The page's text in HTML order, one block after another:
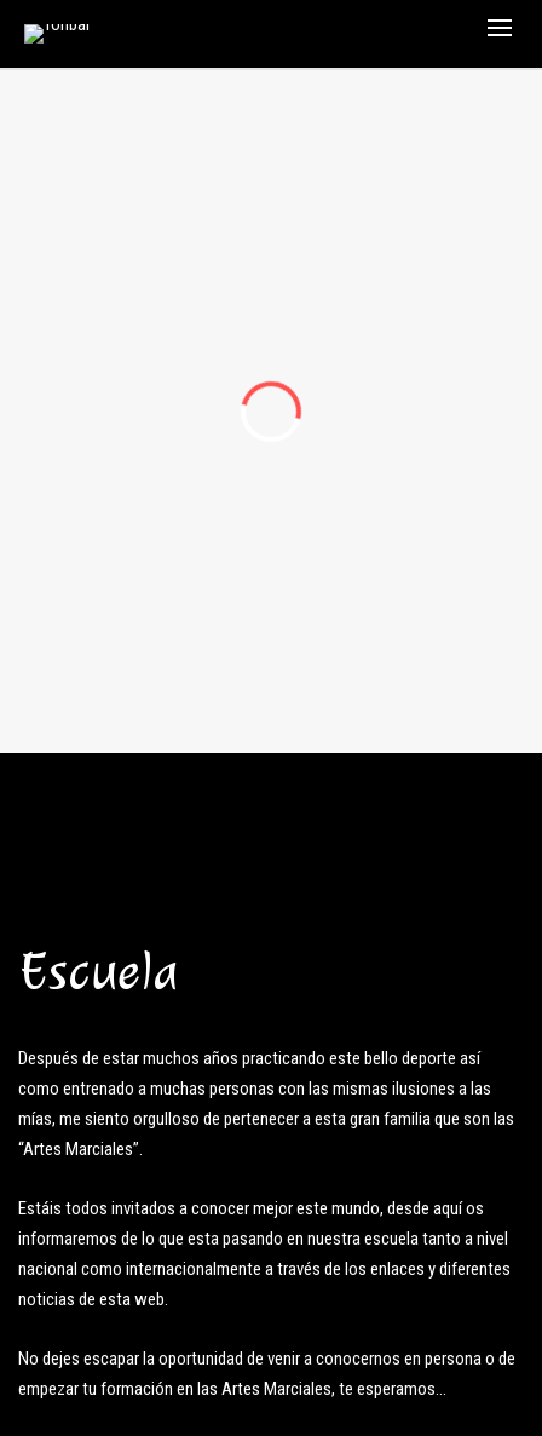
Escuela
Después de estar muchos años practicando este bello deporte así
como entrenado a muchas personas con las mismas ilusiones a las
mías, me siento orgulloso de pertenecer a esta gran familia que son las
“Artes Marciales”.
Estáis todos invitados a conocer mejor este mundo, desde aquí os
informaremos de lo que esta pasando en nuestra escuela tanto a nivel
nacional como internacionalmente a través de los enlaces y diferentes
noticias de esta web.
No dejes escapar la oportunidad de venir a conocernos en persona o de
empezar tu formación en las Artes Marciales, te esperamos…